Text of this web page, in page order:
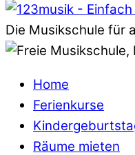
Die Musikschule für
Home
Ferienkurse
Räume mieten